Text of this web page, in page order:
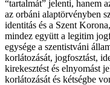
“tartalmát” jelenti, hanem
az orbáni alaptörvényben
identitás és a Szent
mindez együtt a legitim
egysége a szentistváni
korlátozását, jogfosztást,
kirekesztést és elnyomást
korlátozását és kétségbe